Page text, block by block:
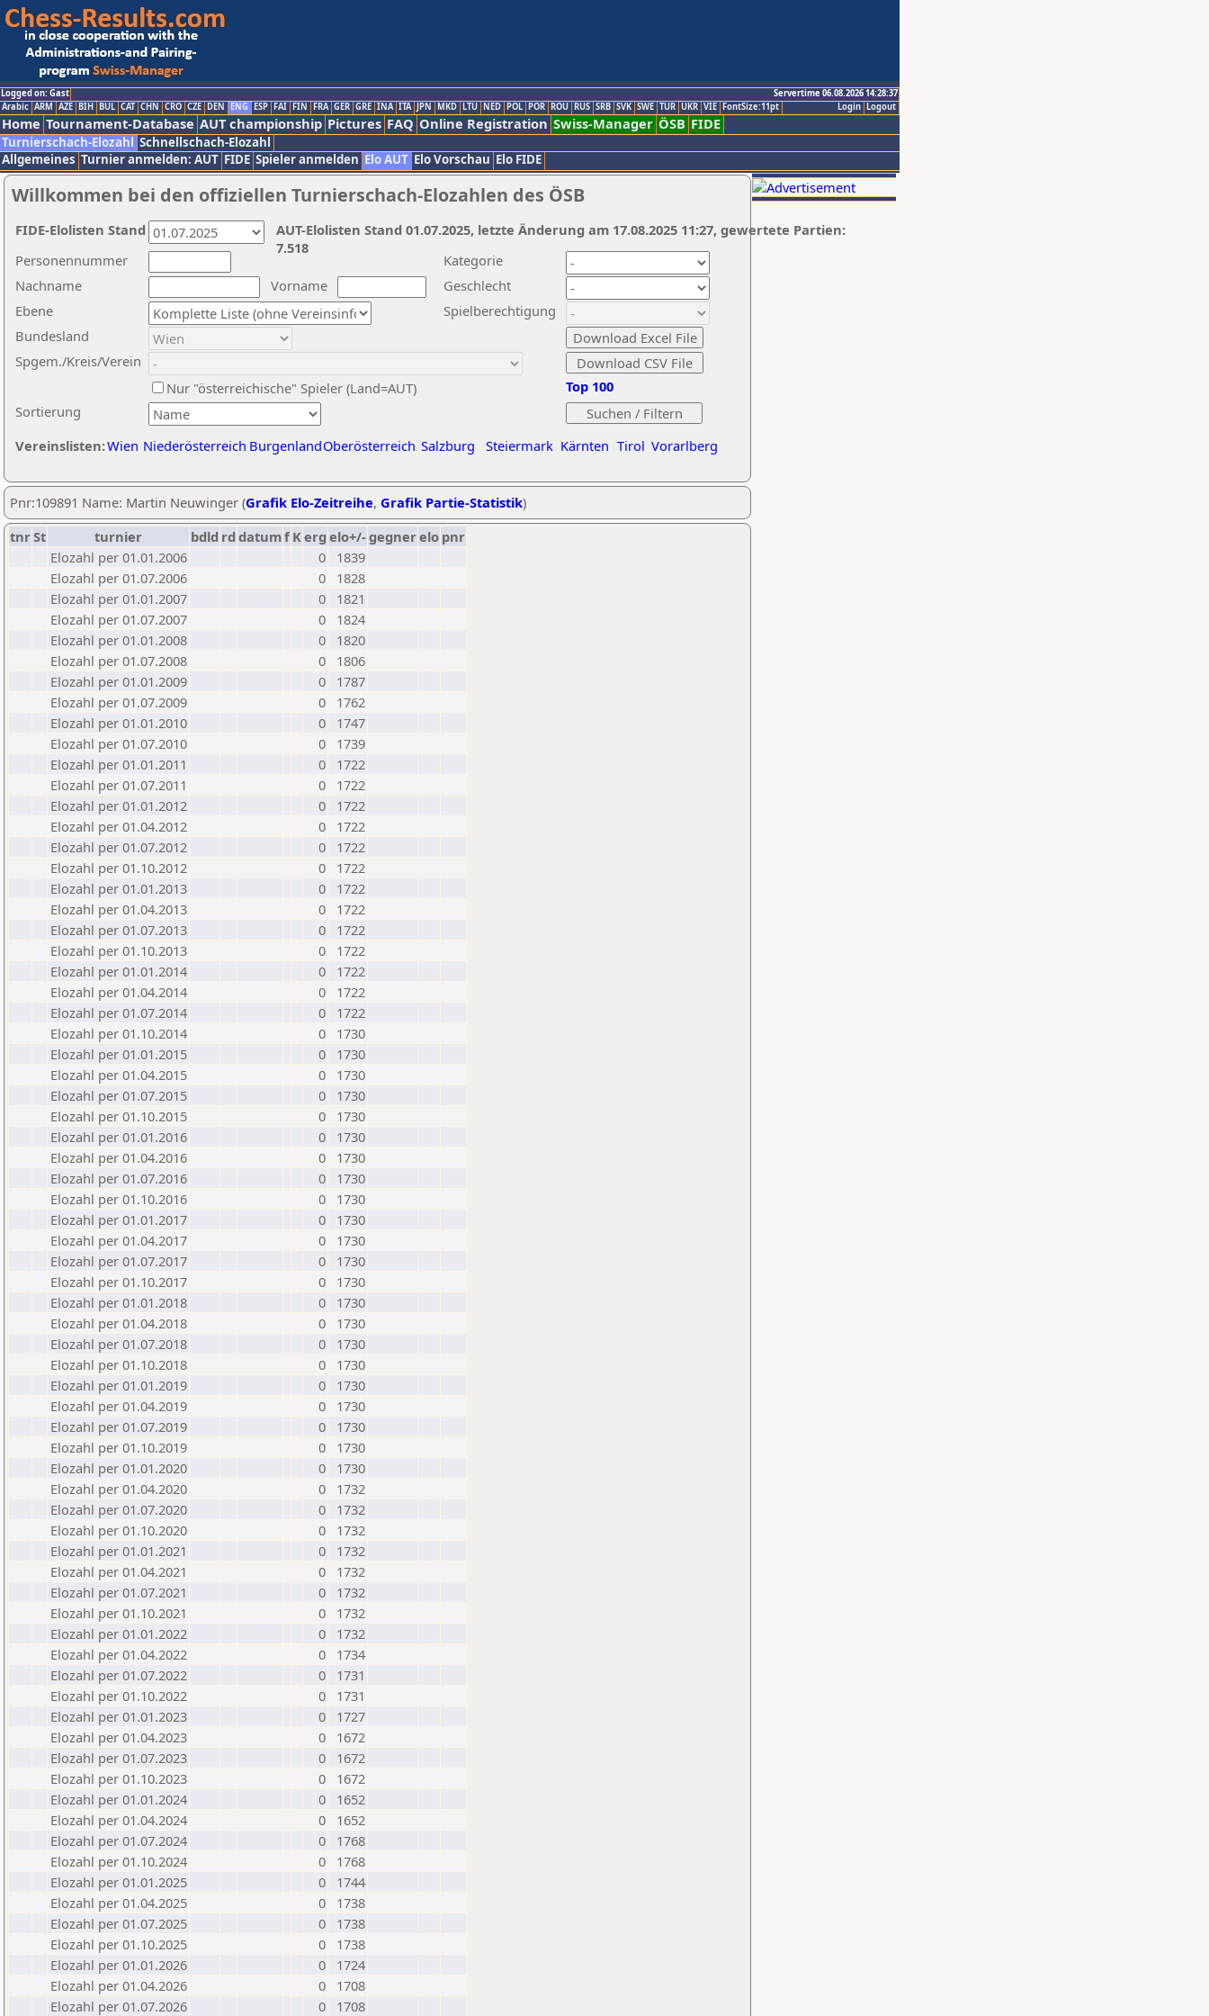
Logged on: Gast
Servertime 06.08.2026 14:28:37
Logout
Login
Arabic ARM AZE BIH BUL CAT CHN CRO CZE DEN ENG ESP FAI FIN FRA GER GRE INA ITA JPN MKD LTU NED POL POR ROU RUS SRB SVK SWE TUR UKR VIE FontSize:11pt
Home Tournament-Database AUT championship Pictures FAQ Online Registration Swiss-Manager ÖSB FIDE
Turnierschach-Elozahl Schnellschach-Elozahl
Allgemeines Turnier anmelden: AUT FIDE Spieler anmelden Elo AUT Elo Vorschau Elo FIDE
Willkommen bei den offiziellen Turnierschach-Elozahlen des ÖSB
Nachname
Vorname
Ebene
Kategorie
Sortierung
Personennummer
Bundesland
Spgem./Kreis/Verein
Geschlecht
Nur "österreichische" Spieler (Land=AUT)
Spielberechtigung
Vereinslisten:Wien Niederösterreich BurgenlandOberösterreich Salzburg Steiermark Kärnten Tirol Vorarlberg
Top 100
AUT-Elolisten Stand 01.07.2025, letzte Änderung am 17.08.2025 11:27, gewertete Partien:
7.518
FIDE-Elolisten Stand
Pnr:109891 Name: Martin Neuwinger (Grafik Elo-Zeitreihe, Grafik Partie-Statistik)
tnrSt turnier bdld rd datumf Kerg elo+/-gegnerelo pnr
Elozahl per 01.01.2006
0
1839
Elozahl per 01.07.2006
0
1828
Elozahl per 01.01.2007
0
1821
Elozahl per 01.07.2007
0
1824
Elozahl per 01.01.2008
0
1820
Elozahl per 01.07.2008
0
1806
Elozahl per 01.01.2009
0
1787
Elozahl per 01.07.2009
0
1762
Elozahl per 01.01.2010
0
1747
Elozahl per 01.07.2010
0
1739
Elozahl per 01.01.2011
0
1722
Elozahl per 01.07.2011
0
1722
Elozahl per 01.01.2012
0
1722
Elozahl per 01.04.2012
0
1722
Elozahl per 01.07.2012
0
1722
Elozahl per 01.10.2012
0
1722
Elozahl per 01.01.2013
0
1722
Elozahl per 01.04.2013
0
1722
Elozahl per 01.07.2013
0
1722
Elozahl per 01.10.2013
0
1722
Elozahl per 01.01.2014
0
1722
Elozahl per 01.04.2014
0
1722
Elozahl per 01.07.2014
0
1722
Elozahl per 01.10.2014
0
1730
Elozahl per 01.01.2015
0
1730
Elozahl per 01.04.2015
0
1730
Elozahl per 01.07.2015
0
1730
Elozahl per 01.10.2015
0
1730
Elozahl per 01.01.2016
0
1730
Elozahl per 01.04.2016
0
1730
Elozahl per 01.07.2016
0
1730
Elozahl per 01.10.2016
0
1730
Elozahl per 01.01.2017
0
1730
Elozahl per 01.04.2017
0
1730
Elozahl per 01.07.2017
0
1730
Elozahl per 01.10.2017
0
1730
Elozahl per 01.01.2018
0
1730
Elozahl per 01.04.2018
0
1730
Elozahl per 01.07.2018
0
1730
Elozahl per 01.10.2018
0
1730
Elozahl per 01.01.2019
0
1730
Elozahl per 01.04.2019
0
1730
Elozahl per 01.07.2019
0
1730
Elozahl per 01.10.2019
0
1730
Elozahl per 01.01.2020
0
1730
Elozahl per 01.04.2020
0
1732
Elozahl per 01.07.2020
0
1732
Elozahl per 01.10.2020
0
1732
Elozahl per 01.01.2021
0
1732
Elozahl per 01.04.2021
0
1732
Elozahl per 01.07.2021
0
1732
Elozahl per 01.10.2021
0
1732
Elozahl per 01.01.2022
0
1732
Elozahl per 01.04.2022
0
1734
Elozahl per 01.07.2022
0
1731
Elozahl per 01.10.2022
0
1731
Elozahl per 01.01.2023
0
1727
Elozahl per 01.04.2023
0
1672
Elozahl per 01.07.2023
0
1672
Elozahl per 01.10.2023
0
1672
Elozahl per 01.01.2024
0
1652
Elozahl per 01.04.2024
0
1652
Elozahl per 01.07.2024
0
1768
Elozahl per 01.10.2024
0
1768
Elozahl per 01.01.2025
0
1744
Elozahl per 01.04.2025
0
1738
Elozahl per 01.07.2025
0
1738
Elozahl per 01.10.2025
0
1738
Elozahl per 01.01.2026
0
1724
Elozahl per 01.04.2026
0
1708
Elozahl per 01.07.2026
0 1708